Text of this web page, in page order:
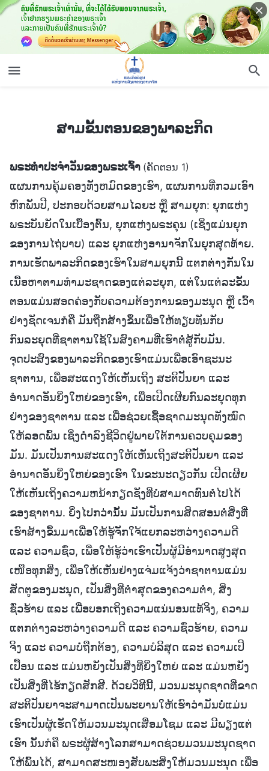
ສາມຂັ້ນຕອນຂອງພາລະກິດ
ພຣະທຳປະຈຳວັນຂອງພຣະເຈົ້າ (ຄັດຕອນ 1)
ແຜນການຄຸ້ມຄອງທັງຫມົດຂອງເຮົາ, ແຜນການທີ່ກວມເອົາ
ຫົກພັນປີ, ປະກອບດ້ວຍສາມໄລຍະ ຫຼື ສາມຍຸກ: ຍຸກແຫ່ງ
ພຣະບັນຍັດໃນເບື້ອງຕົ້ນ, ຍຸກແຫ່ງພຣະຄຸນ (ເຊິ່ງແມ່ນຍຸກ
ຂອງການໄຖ່ບາບ) ແລະ ຍຸກແຫ່ງອານາຈັກໃນຍຸກສຸດທ້າຍ.
ການເຮັດພາລະກິດຂອງເຮົາໃນສາມຍຸກນີ້ ແຕກຕ່າງກັນໃນ
ເນື້ອຫາຕາມທຳມະຊາດຂອງແຕ່ລະຍຸກ, ແຕ່ໃນແຕ່ລະຂັ້ນ
ຕອນແມ່ນສອດຄ່ອງກັບຄວາມຕ້ອງການຂອງມະນຸດ ຫຼື ເວົ້າ
ຢ່າງຊັດເຈນກໍຄື ມັນຖືກສ້າງຂຶ້ນເພື່ອໃຫ້ທຽບທັນກັບ
ກົນລະຍຸດທີ່ຊາຕານໃຊ້ໃນສົງຄາມທີ່ເຮົາຕໍ່ສູ້ກັບມັນ.
ຈຸດປະສົງຂອງພາລະກິດຂອງເຮົາແມ່ນເພື່ອເອົາຊະນະ
ຊາຕານ, ເພື່ອສະແດງໃຫ້ເຫັນເຖິງ ສະຕິປັນຍາ ແລະ
ອຳນາດອັນຍິ່ງໃຫຍ່ຂອງເຮົາ, ເພື່ອເປີດເຜີຍກົນລະຍຸດທຸກ
ຢ່າງຂອງຊາຕານ ແລະ ເພື່ອຊ່ວຍເຊື້ອຊາດມະນຸດທັງໝົດ
ໃຫ້ລອດພົ້ນ ເຊິ່ງດຳລົງຊີວິດຢູ່ພາຍໃຕ້ການຄວບຄຸມຂອງ
ມັນ. ມັນເປັນການສະແດງໃຫ້ເຫັນເຖິງສະຕິປັນຍາ ແລະ
ອຳນາດອັນຍິ່ງໃຫຍ່ຂອງເຮົາ ໃນຂະນະດຽວກັນ ເປີດເຜີຍ
ໃຫ້ເຫັນເຖິງຄວາມຫນ້າກຽດຊັງທີ່ບໍ່ສາມາດທົນຕໍ່ໄປໄດ້
ຂອງຊາຕານ. ຍິ່ງໄປກວ່ານັ້ນ ມັນເປັນການສິດສອນຕໍ່ສິ່ງທີ່
ເຮົາສ້າງຂຶ້ນມາເພື່ອໃຫ້ຮູ້ຈັກໃຈ້ແຍກລະຫວ່າງຄວາມດີ
ແລະ ຄວາມຊົ່ວ, ເພື່ອໃຫ້ຮູ້ວ່າເຮົາເປັນຜູ້ມີອໍານາດສູງສຸດ
ເໜືອທຸກສິ່ງ, ເພື່ອໃຫ້ເຫັນຢ່າງແຈ່ມແຈ້ງວ່າຊາຕານແມ່ນ
ສັດຕູຂອງມະນຸດ, ເປັນສິ່ງທີ່ຕໍ່າສຸດຂອງຄວາມຕໍ່າ, ສິ່ງ
ຊົ່ວຮ້າຍ ແລະ ເພື່ອບອກເຖິງຄວາມແນ່ນອນແທ້ຈິງ, ຄວາມ
ແຕກຕ່າງລະຫວ່າງຄວາມດີ ແລະ ຄວາມຊົ່ວຮ້າຍ, ຄວາມ
ຈິງ ແລະ ຄວາມບໍ່ຖືກຕ້ອງ, ຄວາມບໍລິສຸດ ແລະ ຄວາມເປິ
ເປື້ອນ ແລະ ແມ່ນຫຍັງເປັນສິ່ງທີ່ຍິ່ງໃຫຍ່ ແລະ ແມ່ນຫຍັງ
ເປັນສິ່ງທີ່ໄຮ້ກຽດສັກສີ. ດ້ວຍວິທີນີ້, ມວນມະນຸດຊາດທີ່ຂາດ
ສະຕິປັນຍາຈະສາມາດເປັນພະຍານໃຫ້ເຮົາວ່າມັນບໍ່ແມ່ນ
ເຮົາເປັນຜູ້ເຮັດໃຫ້ມວນມະນຸດເສື່ອມໂຊມ ແລະ ມີພຽງແຕ່
ເຮົາ ນັ້ນກໍຄື ພຣະຜູ້ສ້າງໂລກສາມາດຊ່ວຍມວນມະນຸດຊາດ
ໃຫ້ພົ້ນໄດ້, ສາມາດສະໜອງສັບພະສິ່ງໃຫ້ມວນມະນຸດ ເພື່ອ